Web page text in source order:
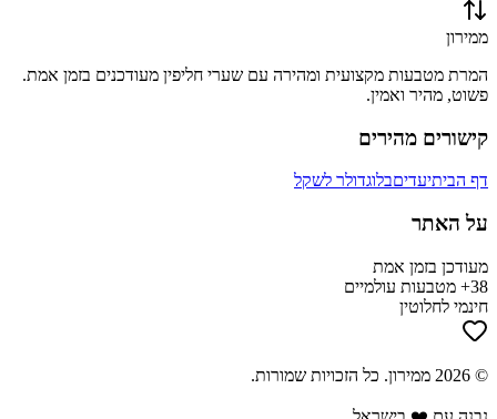
ממירון
המרת מטבעות מקצועית ומהירה עם שערי חליפין מעודכנים בזמן אמת.
פשוט, מהיר ואמין.
קישורים מהירים
דף הביתיעדיםבלוגדולר לשקל
על האתר
מעודכן בזמן אמת
38+ מטבעות עולמיים
חינמי לחלוטין
©
2026 ממירון. כל הזכויות שמורות.